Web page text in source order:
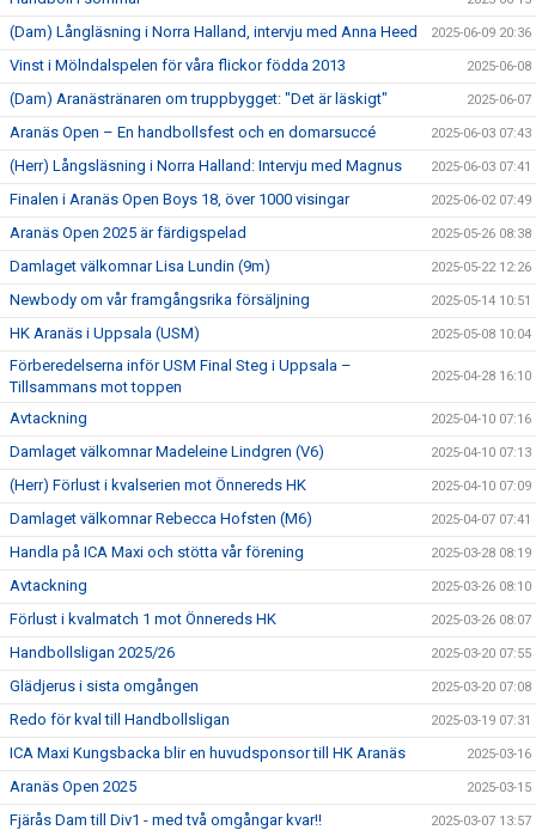
(Dam) Långläsning i Norra Halland, intervju med Anna Heed 2025-06-09 20:36
Vinst i Mölndalspelen för våra flickor födda 2013 2025-06-08
(Dam) Aranästränaren om truppbygget: "Det är läskigt" 2025-06-07
Aranäs Open – En handbollsfest och en domarsuccé 2025-06-03 07:43
(Herr) Långsläsning i Norra Halland: Intervju med Magnus 2025-06-03 07:41
Finalen i Aranäs Open Boys 18, över 1000 visingar 2025-06-02 07:49
Aranäs Open 2025 är färdigspelad 2025-05-26 08:38
Damlaget välkomnar Lisa Lundin (9m) 2025-05-22 12:26
Newbody om vår framgångsrika försäljning 2025-05-14 10:51
HK Aranäs i Uppsala (USM) 2025-05-08 10:04
Förberedelserna inför USM Final Steg i Uppsala –
Tillsammans mot toppen
2025-04-28 16:10
Avtackning 2025-04-10 07:16
Damlaget välkomnar Madeleine Lindgren (V6) 2025-04-10 07:13
(Herr) Förlust i kvalserien mot Önnereds HK 2025-04-10 07:09
Damlaget välkomnar Rebecca Hofsten (M6) 2025-04-07 07:41
Handla på ICA Maxi och stötta vår förening 2025-03-28 08:19
Avtackning 2025-03-26 08:10
Förlust i kvalmatch 1 mot Önnereds HK 2025-03-26 08:07
Handbollsligan 2025/26 2025-03-20 07:55
Glädjerus i sista omgången 2025-03-20 07:08
Redo för kval till Handbollsligan 2025-03-19 07:31
ICA Maxi Kungsbacka blir en huvudsponsor till HK Aranäs 2025-03-16
Aranäs Open 2025 2025-03-15
Fjärås Dam till Div1 - med två omgångar kvar!! 2025-03-07 13:57